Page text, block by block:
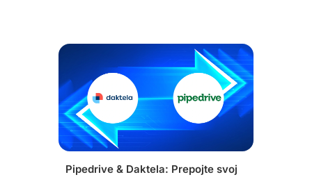
Pipedrive & Daktela: Prepojte svoj